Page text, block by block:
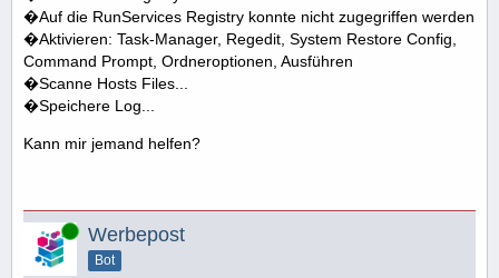
�Auf die RunServices Registry konnte nicht zugegriffen werden
�Aktivieren: Task-Manager, Regedit, System Restore Config,
Command Prompt, Ordneroptionen, Ausführen
�Scanne Hosts Files...
�Speichere Log...
Kann mir jemand helfen?
Online Werbepost
Bot